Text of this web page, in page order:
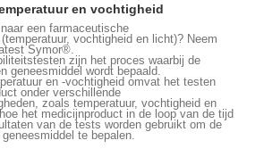
en vochtigheid
een farmaceutische
vochtigheid en licht)? Neem
Symor®.
zijn het proces waarbij de
geneesmiddel wordt bepaald.
en -vochtigheid omvat het testen
onder verschillende
zoals temperatuur, vochtigheid en
het medicijnproduct in de loop van de tijd
van de tests worden gebruikt om de
te bepalen.